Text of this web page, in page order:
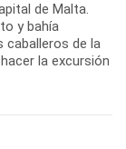
de Malta.
y bahía
de la
la excursión